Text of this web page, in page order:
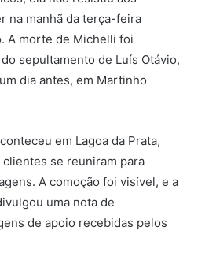
na manhã da terça-feira
A morte de Michelli foi
sepultamento de Luís Otávio,
dia antes, em Martinho
em Lagoa da Prata,
se reuniram para
A comoção foi visível, e a
uma nota de
de apoio recebidas pelos